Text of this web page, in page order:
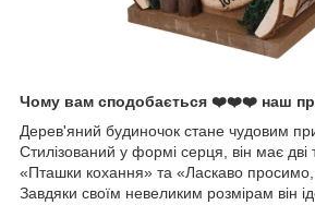
Чому вам сподобається ❤️❤️❤️ наш
Дерев'яний будиночок стане чудовим
Стилізований у формі серця, він має
«Пташки кохання» та «Ласкаво
Завдяки своїм невеликим розмірам він